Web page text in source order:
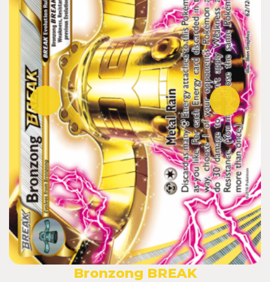
Bronzong BREAK